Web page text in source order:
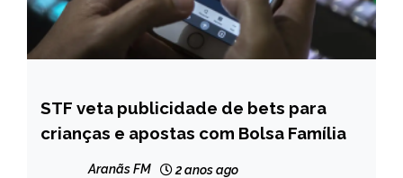
BRASIL
NOTÍCIAS
STF veta publicidade de bets para
crianças e apostas com Bolsa Família
Aranãs FM 2 anos ago